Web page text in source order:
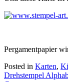
Pergamentpapier
Posted in Karten,
Drehstempel